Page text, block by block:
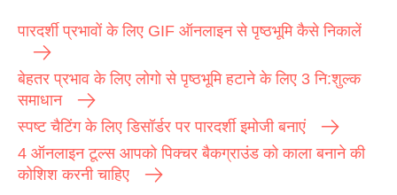
पारदर्शी प्रभावों के लिए GIF ऑनलाइन से पृष्ठभूमि कैसे निकालें
बेहतर प्रभाव के लिए लोगो से पृष्ठभूमि हटाने के लिए 3 नि:शुल्क
समाधान
स्पष्ट चैटिंग के लिए डिसॉर्डर पर पारदर्शी इमोजी बनाएं
4 ऑनलाइन टूल्स आपको पिक्चर बैकग्राउंड को काला बनाने की
कोशिश करनी चाहिए